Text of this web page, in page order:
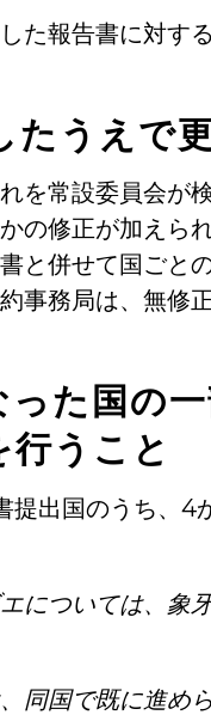
た報告書に対す
たうえで
を常設委員会が
の修正が加えら
と併せて国ごと
事務局は、無修
た国の
行うこと
提出国のうち、4
については、象
同国で既に進め